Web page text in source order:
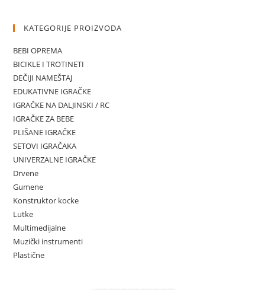
KATEGORIJE PROIZVODA
BEBI OPREMA
BICIKLE I TROTINETI
DEČIJI NAMEŠTAJ
EDUKATIVNE IGRAČKE
IGRAČKE NA DALJINSKI / RC
IGRAČKE ZA BEBE
PLIŠANE IGRAČKE
SETOVI IGRAČAKA
UNIVERZALNE IGRAČKE
Drvene
Gumene
Konstruktor kocke
Lutke
Multimedijalne
Muzički instrumenti
Plastične